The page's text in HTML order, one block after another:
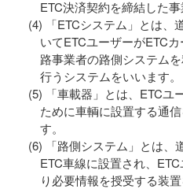
ETC決済契約を締結した事
「ETCシステム」とは
いてETCユーザーがETC
路事業者の路側システム
行うシステムをいいます。
「車載器」とは、ETC
ために車輌に設置する通
す。
「路側システム」とは
ETC車線に設置され、
り必要情報を授受する装置